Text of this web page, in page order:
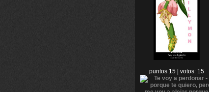
puntos 15 | votos: 15